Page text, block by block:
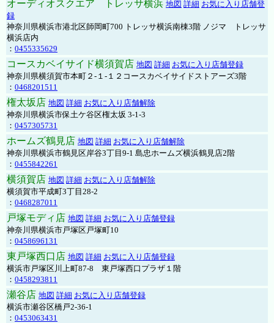
オーディオスクエア トレッサ横浜 地図 詳細 お気に入り店舗登
録
神奈川県横浜市港北区師岡町700 トレッサ横浜南棟3階 ノジマ トレッサ
横浜店内
： 0455335629
コースカベイサイド横須賀店 地図 詳細 お気に入り店舗登録
神奈川県横須賀市本町２-１-１２コースカベイサイドストアーズ3階
： 0468201511
権太坂店 地図 詳細 お気に入り店舗解除
神奈川県横浜市保土ケ谷区権太坂 3-1-3
： 0457305731
ホームズ鶴見店 地図 詳細 お気に入り店舗解除
神奈川県横浜市鶴見区岸谷3丁目9-1 島忠ホームズ横浜鶴見店2階
： 0455842261
横須賀店 地図 詳細 お気に入り店舗解除
横須賀市平成町3丁目28-2
： 0468287011
戸塚モディ店 地図 詳細 お気に入り店舗登録
神奈川県横浜市戸塚区戸塚町10
： 0458696131
東戸塚西口店 地図 詳細 お気に入り店舗登録
横浜市戸塚区川上町87-8 東戸塚西口プラザ１階
： 0458293811
瀬谷店 地図 詳細 お気に入り店舗登録
横浜市瀬谷区橋戸2-36-1
： 0453063431